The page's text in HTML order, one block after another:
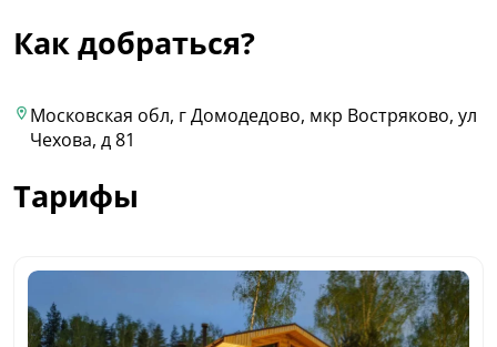
Как добраться?
Московская обл, г Домодедово, мкр Востряково, ул
Чехова, д 81
Тарифы